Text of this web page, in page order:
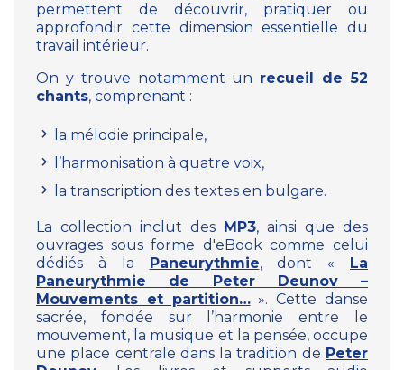
permettent de découvrir, pratiquer ou
approfondir cette dimension essentielle du
travail intérieur.
On y trouve notamment un recueil de 52
chants, comprenant :
la mélodie principale,
l’harmonisation à quatre voix,
la transcription des textes en bulgare.
La collection inclut des MP3, ainsi que des
ouvrages sous forme d'eBook comme celui
dédiés à la Paneurythmie, dont « La
Paneurythmie de Peter Deunov –
Mouvements et partition…». Cette danse
sacrée, fondée sur l’harmonie entre le
mouvement, la musique et la pensée, occupe
une place centrale dans la tradition de Peter